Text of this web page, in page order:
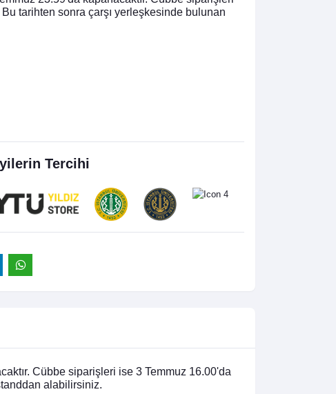
tarihten sonra çarşı yerleşkesinde bulunan
Tercihi
Cübbe siparişleri ise 3 Temmuz 16.00'da
alabilirsiniz.